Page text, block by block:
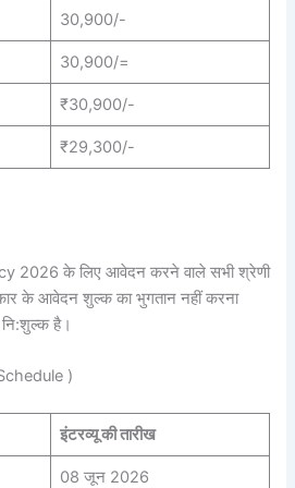
30,900/-
30,900/=
₹30,900/-
₹29,300/-
2026 के लिए आवेदन करने वाले सभी श्रेणी
के आवेदन शुल्क का भुगतान नहीं करना
नि:शुल्क है।
)
इंटरव्यू की तारीख
08 जून 2026